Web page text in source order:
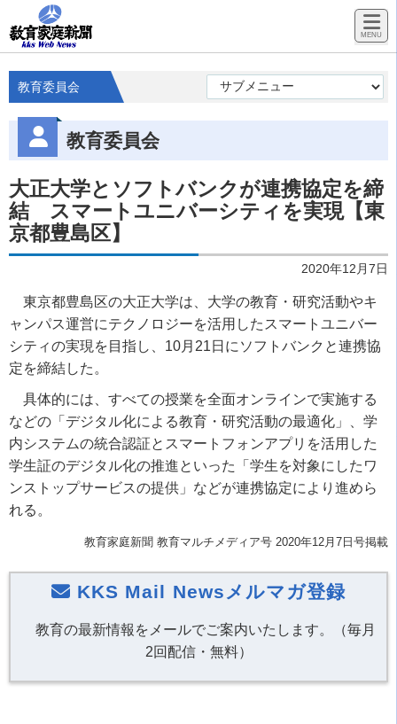
教育委員会
教育委員会
大正大学とソフトバンクが連携協定を締
結 スマートユニバーシティを実現【東
京都豊島区】
2020年12月7日
東京都豊島区の大正大学は、大学の教育・研究活動やキ
ャンパス運営にテクノロジーを活用したスマートユニバー
シティの実現を目指し、10月21日にソフトバンクと連携協
定を締結した。
具体的には、すべての授業を全面オンラインで実施する
などの「デジタル化による教育・研究活動の最適化」、学
内システムの統合認証とスマートフォンアプリを活用した
学生証のデジタル化の推進といった「学生を対象にしたワ
ンストップサービスの提供」などが連携協定により進めら
れる。
教育家庭新聞 教育マルチメディア号 2020年12月7日号掲載
KKS Mail Newsメルマガ登録
教育の最新情報をメールでご案内いたします。（毎月
2回配信・無料）